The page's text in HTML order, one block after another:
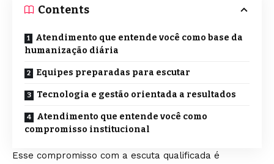
Contents
Atendimento que entende você como base da
humanização diária
Equipes preparadas para escutar
Tecnologia e gestão orientada a resultados
Atendimento que entende você como
compromisso institucional
Esse compromisso com a escuta qualificada é